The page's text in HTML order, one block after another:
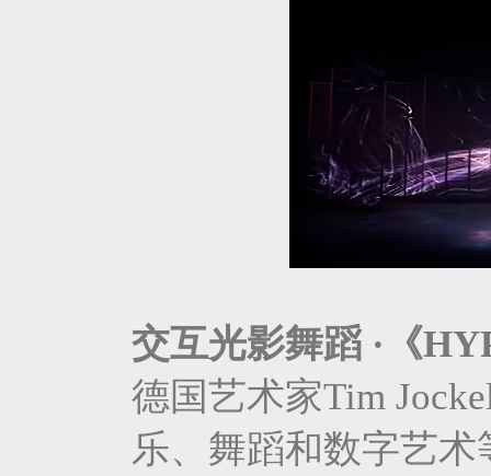
交互光影舞蹈 ·《
德国艺术家Tim
乐、舞蹈和数字艺